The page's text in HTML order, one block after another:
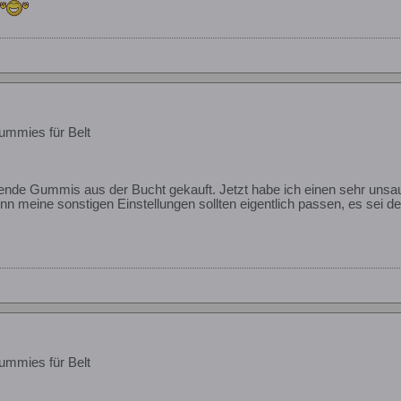
für Belt
Gummis aus der Bucht gekauft. Jetzt habe ich einen sehr
meine sonstigen Einstellungen sollten eigentlich passen, es sei
für Belt